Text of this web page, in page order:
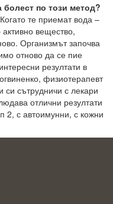
по този метод?
те приемат вода –
вещество,
Организмът започва
отново да се пие
резултати в
физиотерапевт
си сътрудничи с лекари
отлични резултати
2, с автоимунни, с кожни